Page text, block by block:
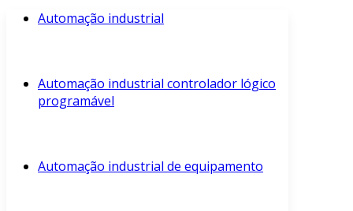
Automação industrial
Automação industrial controlador lógico
programável
Automação industrial de equipamento